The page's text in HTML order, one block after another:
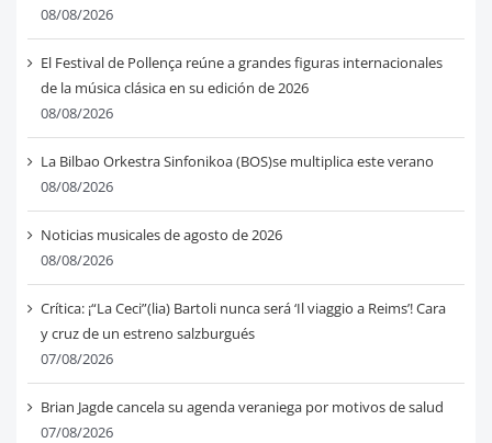
08/08/2026
El Festival de Pollença reúne a grandes figuras internacionales
de la música clásica en su edición de 2026
08/08/2026
La Bilbao Orkestra Sinfonikoa (BOS)se multiplica este verano
08/08/2026
Noticias musicales de agosto de 2026
08/08/2026
Crítica: ¡“La Ceci”(lia) Bartoli nunca será ‘Il viaggio a Reims’! Cara
y cruz de un estreno salzburgués
07/08/2026
Brian Jagde cancela su agenda veraniega por motivos de salud
07/08/2026